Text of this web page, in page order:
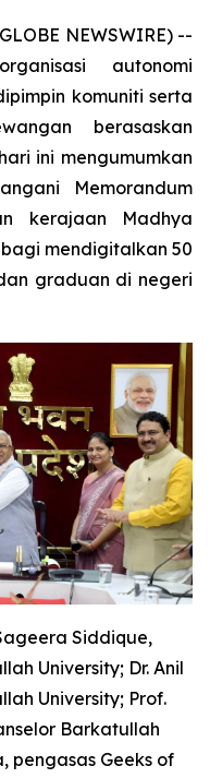
NEWSWIRE) --
autonomi
komuniti serta
berasaskan
ini mengumumkan
Memorandum
kerajaan Madhya
bagi mendigitalkan 50
graduan di negeri
Siddique,
University; Dr. Anil
University; Prof.
Barkatullah
pengasas Geeks of